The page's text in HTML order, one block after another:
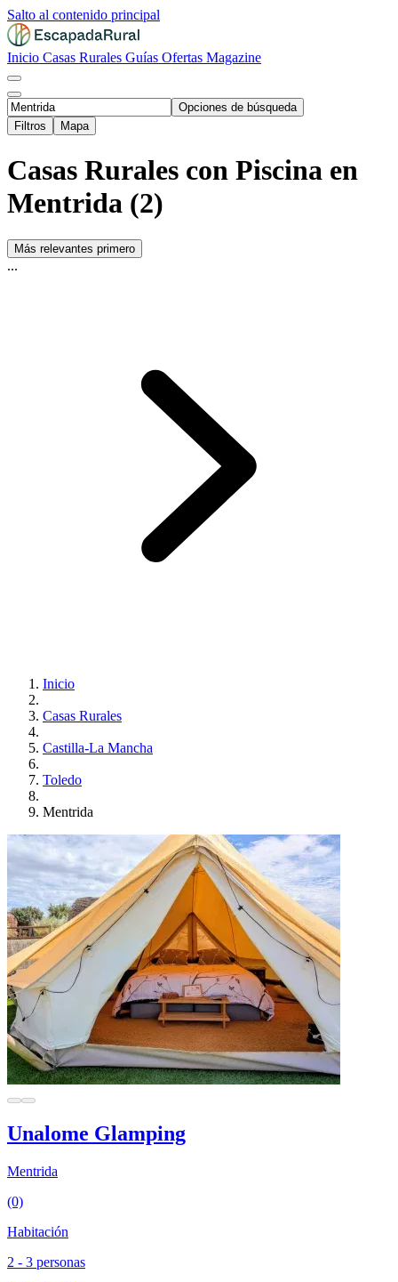
Salto al contenido principal
Inicio Casas Rurales Guías Ofertas Magazine
Opciones de búsqueda
Filtros
Mapa
Casas Rurales con Piscina en
Mentrida (2)
Más relevantes primero
...
Inicio
Casas Rurales
Castilla-La Mancha
Toledo
Mentrida
Unalome Glamping
Mentrida
(0)
Habitación
2 - 3 personas